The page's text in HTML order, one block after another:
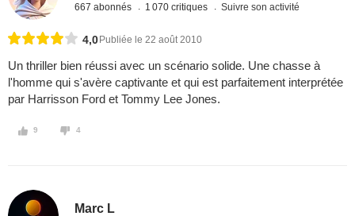
667 abonnés 1 070 critiques Suivre son activité
4,0 Publiée le 22 août 2010
Un thriller bien réussi avec un scénario solide. Une chasse à
l'homme qui s'avère captivante et qui est parfaitement interprétée
par Harrisson Ford et Tommy Lee Jones.
9 4
Marc L